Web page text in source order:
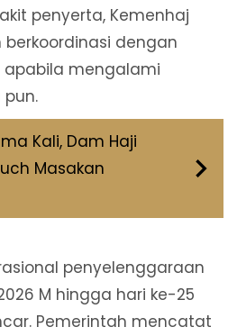
penyerta, Kemenhaj
dengan
mengalami
Kali, Dam Haji
Masakan
penyelenggaraan
M hingga hari ke-25
Pemerintah mencatat